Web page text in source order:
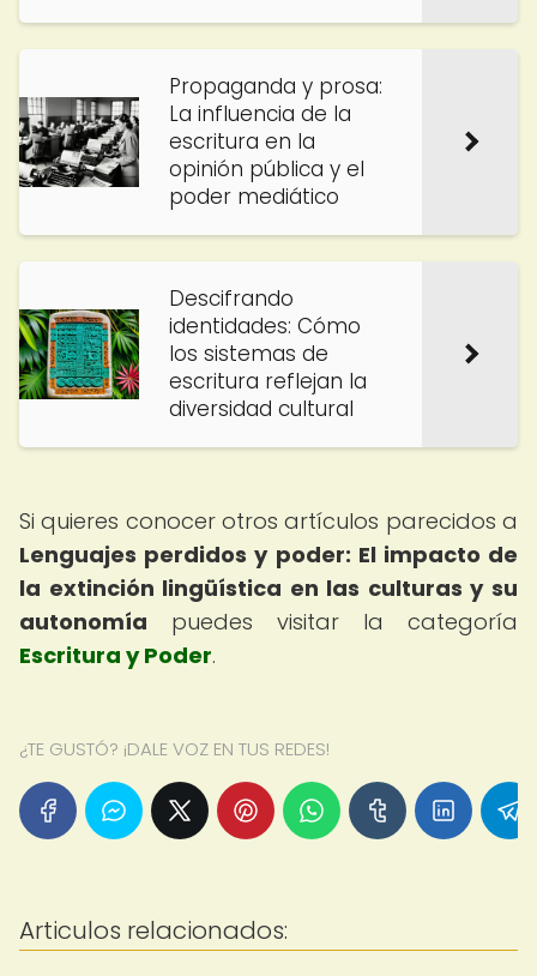
Propaganda y prosa:
La influencia de la
escritura en la
opinión pública y el
poder mediático
Descifrando
identidades: Cómo
los sistemas de
escritura reflejan la
diversidad cultural
Si quieres conocer otros artículos parecidos a
Lenguajes perdidos y poder: El impacto de
la extinción lingüística en las culturas y su
autonomía puedes visitar la categoría
Escritura y Poder.
¿TE GUSTÓ? ¡DALE VOZ EN TUS REDES!
Articulos relacionados: